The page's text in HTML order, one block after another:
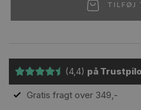
TILFØJ
(4,4) på
Gratis fragt over 349,-